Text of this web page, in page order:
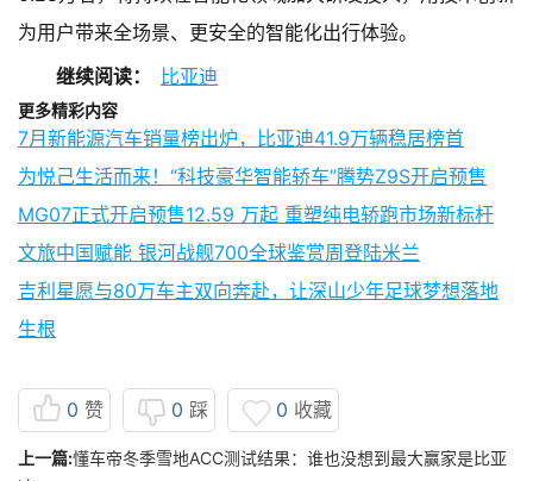
为用户带来全场景、更安全的智能化出行体验。
继续阅读：
比亚迪
更多精彩内容
7月新能源汽车销量榜出炉，比亚迪41.9万辆稳居榜首
为悦己生活而来！“科技豪华智能轿车”腾势Z9S开启预售
MG07正式开启预售12.59 万起 重塑纯电轿跑市场新标杆
文旅中国赋能 银河战舰700全球鉴赏周登陆米兰
吉利星愿与80万车主双向奔赴，让深山少年足球梦想落地
生根
0 赞 0 踩 0 收藏
上一篇:懂车帝冬季雪地ACC测试结果：谁也没想到最大赢家是比亚